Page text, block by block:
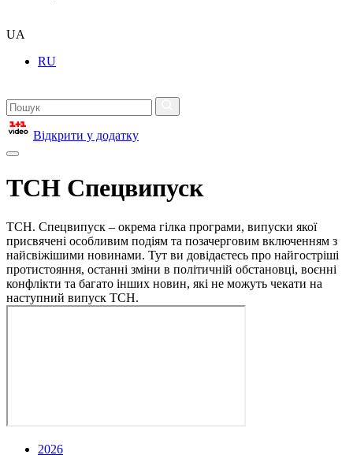
UA
RU
Відкрити у додатку
ТСН Спецвипуск
ТСН. Спецвипуск – окрема гілка програми, випуски якої
присвячені особливим подіям та позачерговим включенням з
найсвіжішими новинами. Тут ви довідаєтесь про найгостріші
протистояння, останні зміни в політичній обстановці, воєнні
конфлікти та багато інших новин, які не можуть чекати на
наступний випуск ТСН.
2026